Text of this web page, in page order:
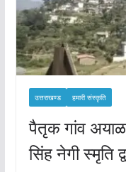
उत्तराखण्ड हमारी संस्कृति
पैतृक गांव
सिंह नेगी स्मृति